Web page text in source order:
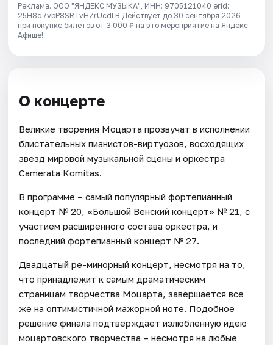
Реклама. ООО "ЯНДЕКС МУЗЫКА", ИНН: 9705121040 erid:
25H8d7vbP8SRTvHZrUcdLB Действует до 30 сентября 2026
при покупке билетов от 3 000 ₽ на это мероприятие на Яндекс
Афише!
О концерте
Великие творения Моцарта прозвучат в исполнении
блистательных пианистов-виртуозов, восходящих
звезд мировой музыкальной сцены и оркестра
Camerata Komitas.
В программе – самый популярный фортепианный
концерт № 20, «Большой Венский концерт» № 21, с
участием расширенного состава оркестра, и
последний фортепианный концерт № 27.
Двадцатый ре-минорный концерт, несмотря на то,
что принадлежит к самым драматическим
страницам творчества Моцарта, завершается все
же на оптимистичной мажорной ноте. Подобное
решение финала подтверждает излюбленную идею
моцартовского творчества – несмотря на любые